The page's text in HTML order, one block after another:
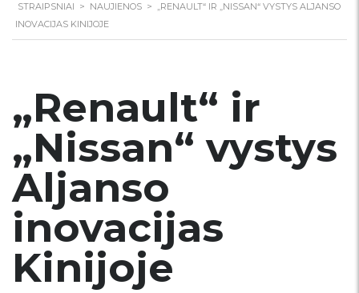
STRAIPSNIAI > NAUJIENOS > „RENAULT“ IR „NISSAN“ VYSTYS ALJANSO
INOVACIJAS KINIJOJE
„Renault“ ir
„Nissan“ vystys
Aljanso
inovacijas
Kinijoje